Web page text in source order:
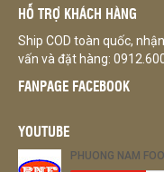
HỖ TRỢ KHÁCH HÀNG
Ship COD toàn quốc,
vấn và đặt hàng:
FANPAGE FACEBOOK
YOUTUBE